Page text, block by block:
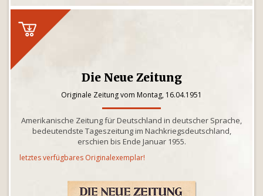
Die Neue Zeitung
Originale Zeitung vom Montag, 16.04.1951
Amerikanische Zeitung für Deutschland in deutscher Sprache,
bedeutendste Tageszeitung im Nachkriegsdeutschland,
erschien bis Ende Januar 1955.
letztes verfügbares Originalexemplar!